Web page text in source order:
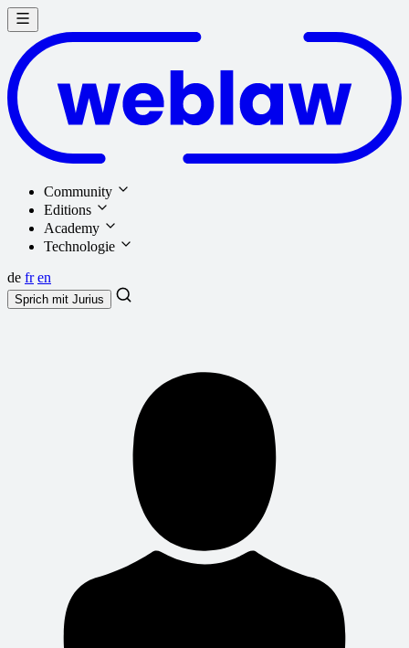
Community
Editions
Academy
Technologie
de fr en
Sprich mit Jurius